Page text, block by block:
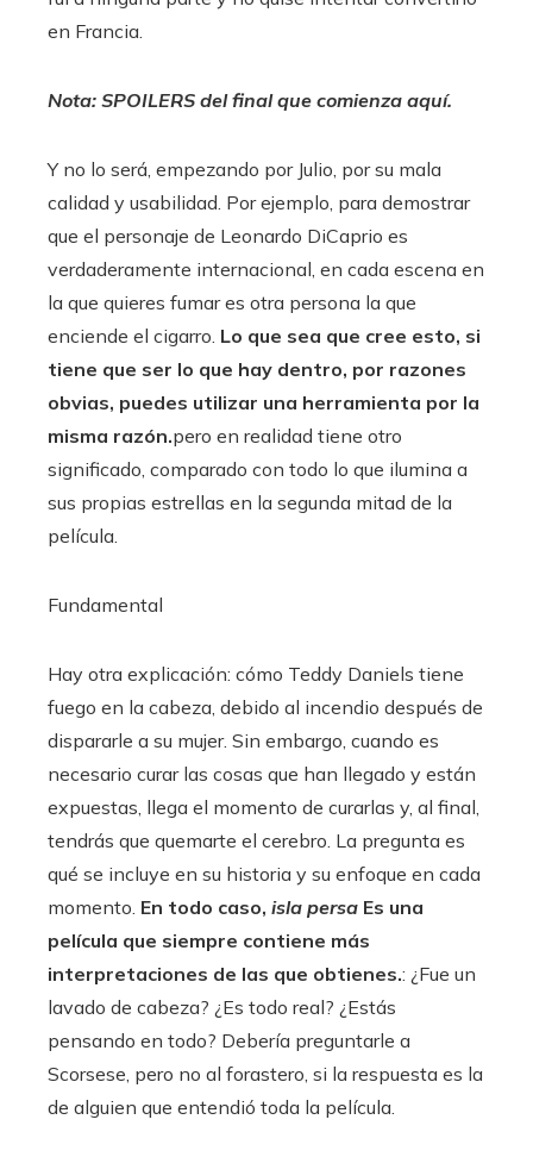
en Francia.
Nota: SPOILERS del final que comienza aquí.
Y no lo será, empezando por Julio, por su mala
calidad y usabilidad. Por ejemplo, para demostrar
que el personaje de Leonardo DiCaprio es
verdaderamente internacional, en cada escena en
la que quieres fumar es otra persona la que
enciende el cigarro. Lo que sea que cree esto, si
tiene que ser lo que hay dentro, por razones
obvias, puedes utilizar una herramienta por la
misma razón.pero en realidad tiene otro
significado, comparado con todo lo que ilumina a
sus propias estrellas en la segunda mitad de la
película.
Fundamental
Hay otra explicación: cómo Teddy Daniels tiene
fuego en la cabeza, debido al incendio después de
dispararle a su mujer. Sin embargo, cuando es
necesario curar las cosas que han llegado y están
expuestas, llega el momento de curarlas y, al final,
tendrás que quemarte el cerebro. La pregunta es
qué se incluye en su historia y su enfoque en cada
momento. En todo caso, isla persa Es una
película que siempre contiene más
interpretaciones de las que obtienes.: ¿Fue un
lavado de cabeza? ¿Es todo real? ¿Estás
pensando en todo? Debería preguntarle a
Scorsese, pero no al forastero, si la respuesta es la
de alguien que entendió toda la película.